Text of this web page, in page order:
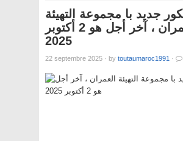
جديد با مجموعة التهيئة
العمران ، آخر أجل هو 2 أكتوبر
2025
22 septembre 2025 · by toutaumaroc1991 ·